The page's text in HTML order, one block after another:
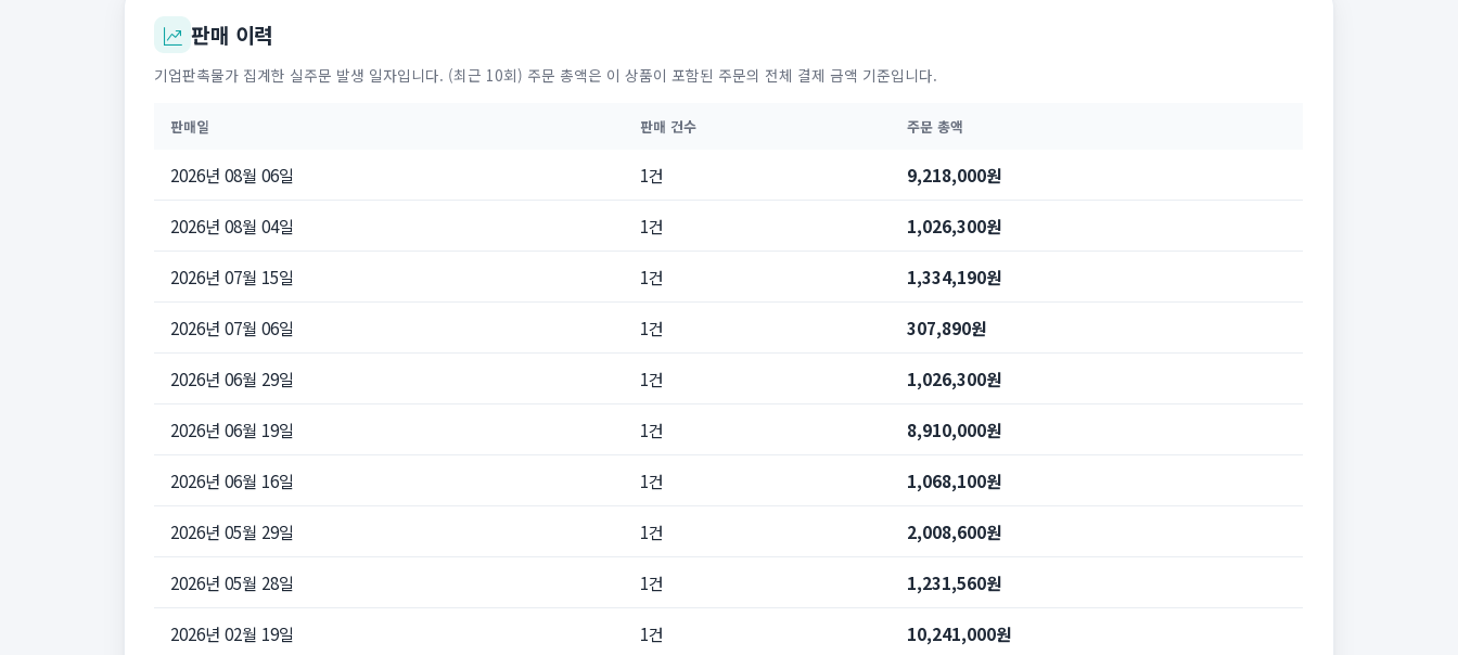
판매 이력
기업판촉물가 집계한 실주문 발생 일자입니다. (최근 10회) 주문 총액은 이 상품이 포함된 주문의 전체 결제 금액 기준입니다.
판매일 판매 건수 주문 총액
2026년 08월 06일 1건 9,218,000원
2026년 08월 04일 1건 1,026,300원
2026년 07월 15일 1건 1,334,190원
2026년 07월 06일 1건 307,890원
2026년 06월 29일 1건 1,026,300원
2026년 06월 19일 1건 8,910,000원
2026년 06월 16일 1건 1,068,100원
2026년 05월 29일 1건 2,008,600원
2026년 05월 28일 1건 1,231,560원
2026년 02월 19일 1건 10,241,000원